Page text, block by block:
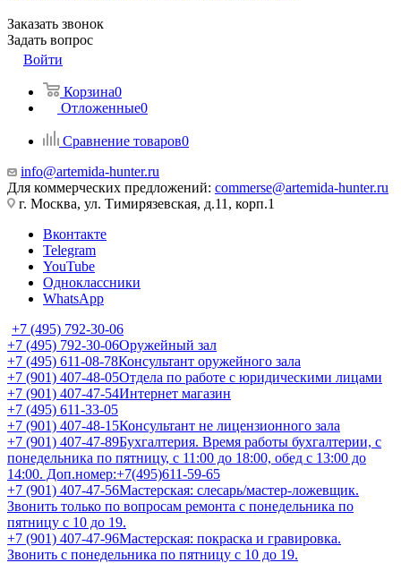
Заказать звонок
Задать вопрос
Войти
Корзина0
Отложенные0
Сравнение товаров0
info@artemida-hunter.ru
Для коммерческих предложений: commerse@artemida-hunter.ru
г. Москва, ул. Тимирязевская, д.11, корп.1
Вконтакте
Telegram
YouTube
Одноклассники
WhatsApp
+7 (495) 792-30-06
+7 (495) 792-30-06Оружейный зал
+7 (495) 611-08-78Консультант оружейного зала
+7 (901) 407-48-05Отдела по работе с юридическими лицами
+7 (901) 407-47-54Интернет магазин
+7 (495) 611-33-05
+7 (901) 407-48-15Консультант не лицензионного зала
+7 (901) 407-47-89Бухгалтерия. Время работы бухгалтерии, с
понедельника по пятницу, с 11:00 до 18:00, обед с 13:00 до
14:00. Доп.номер:+7(495)611-59-65
+7 (901) 407-47-56Мастерская: слесарь/мастер-ложевщик.
Звонить только по вопросам ремонта с понедельника по
пятницу с 10 до 19.
+7 (901) 407-47-96Мастерская: покраска и гравировка.
Звонить с понедельника по пятницу с 10 до 19.